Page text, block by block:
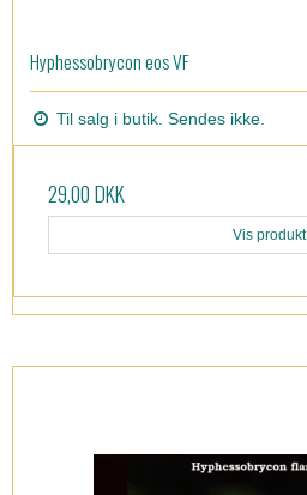
Hyphessobrycon eos VF
Til salg i butik. Sendes ikke.
29,00 DKK
Vis produkt